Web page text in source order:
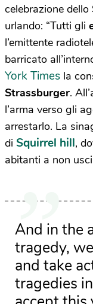
celebrazione dello
urlando: “Tutti gli
l’emittente
barricato
York Times la
Strassburger.
l’arma verso gli
arrestarlo. La
di Squirrel hill,
abitanti a non
And in the
tragedy,
and take
tragedies